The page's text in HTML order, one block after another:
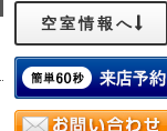
空室情報へ